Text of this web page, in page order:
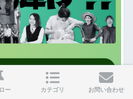
ー カテゴリ お問い合わせ